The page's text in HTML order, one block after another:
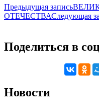
Предыдущая запись
ОТЕЧЕСТВАСледующая
Поделиться в
Новости